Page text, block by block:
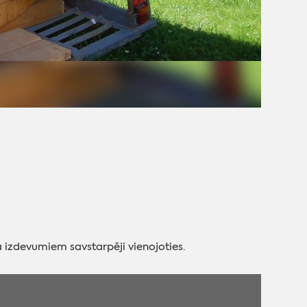
savstarpēji vienojoties.